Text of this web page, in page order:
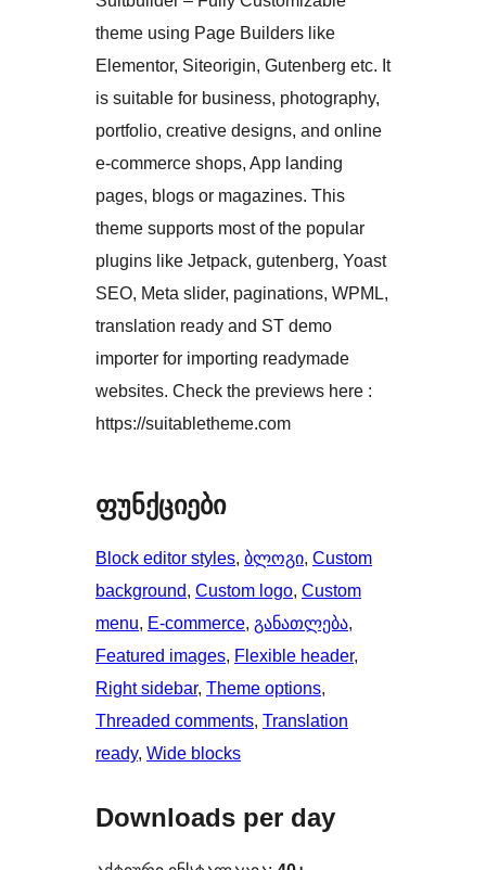
theme using Page Builders like
Elementor, Siteorigin, Gutenberg etc. It
is suitable for business, photography,
portfolio, creative designs, and online
e-commerce shops, App landing
pages, blogs or magazines. This
theme supports most of the popular
plugins like Jetpack, gutenberg, Yoast
SEO, Meta slider, paginations, WPML,
translation ready and ST demo
importer for importing readymade
websites. Check the previews here :
https://suitabletheme.com
ფუნქციები
Block editor styles, ბლოგი, Custom
background, Custom logo, Custom
menu, E-commerce, განათლება
Featured images, Flexible header
Right sidebar, Theme options
Threaded comments, Translation
ready, Wide blocks
Downloads per day